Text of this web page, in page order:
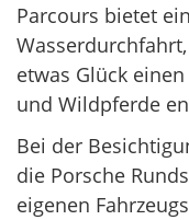
Parcours bietet
etwas Glück
und Wildpferde
Bei der
die Porsche
eigenen